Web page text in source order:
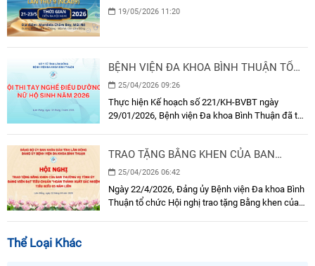
QUỐC LẦN THỨ 9 (NCAD9) 2026
19/05/2026 11:20
BỆNH VIỆN ĐA KHOA BÌNH THUẬN TỔ
CHỨC HỘI THI TAY NGHỀ ĐIỀU DƯỠNG,
HỘ SINH GIỎI NĂM 2026
25/04/2026 09:26
Thực hiện Kế hoạch số 221/KH-BVBT ngày
29/01/2026, Bệnh viện Đa khoa Bình Thuận đã tổ
dưỡng, hộ sinh đang công tác tại các khoa, phòng
trong toàn bệnh viện.
TRAO TẶNG BẰNG KHEN CỦA BAN
THƯỜNG VỤ TỈNH ỦY CHO ĐẢNG VIÊN
ĐẠT TIÊU CHUẨN “ HOÀN THÀNH XUẤT
SẮC NHIỆM VỤ” TIÊU BIỂU 05 NĂM LIỀN
25/04/2026 06:42
Ngày 22/4/2026, Đảng ủy Bệnh viện Đa khoa Bình
Thuận tổ chức Hội nghị trao tặng Bằng khen của
Thể Loại Khác